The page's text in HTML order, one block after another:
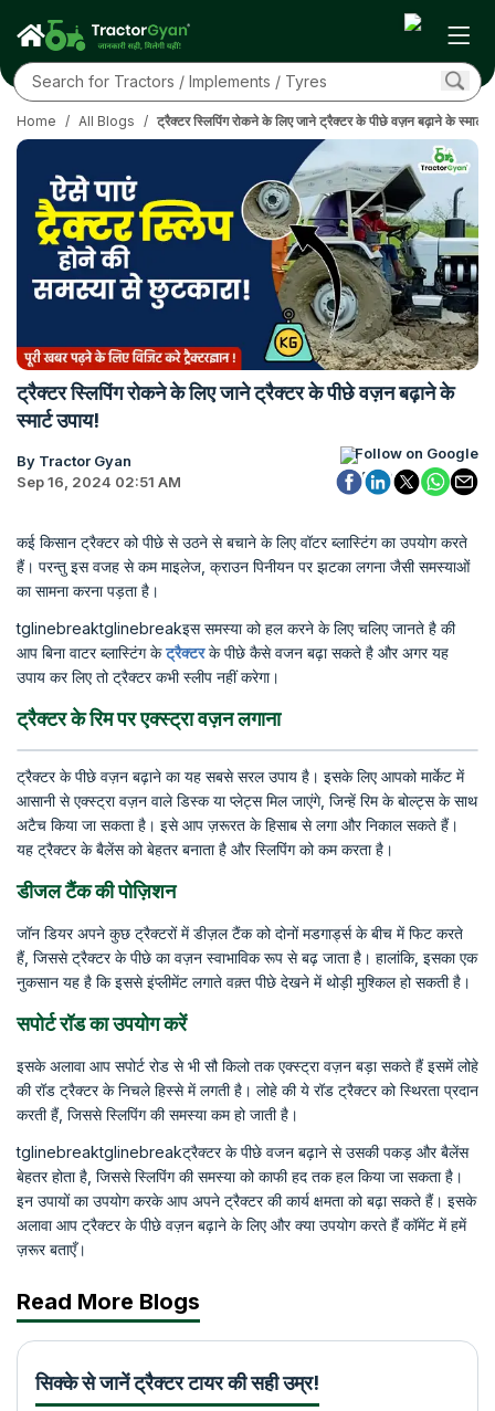
Home / All Blogs / ट्रैक्टर स्लिपिंग रोकने के लिए जाने ट्रैक्टर के पीछे वज़न बढ़ाने के स्मार्ट
ट्रैक्टर स्लिपिंग रोकने के लिए जाने ट्रैक्टर के पीछे वज़न बढ़ाने के
स्मार्ट उपाय!
By Tractor Gyan
Sep 16, 2024 02:51 AM
Follow on Google
कई किसान ट्रैक्टर को पीछे से उठने से बचाने के लिए वॉटर ब्लास्टिंग का उपयोग करते
हैं। परन्तु इस वजह से कम माइलेज, क्राउन पिनीयन पर झटका लगना जैसी समस्याओं
का सामना करना पड़ता है।
tglinebreaktglinebreakइस समस्या को हल करने के लिए चलिए जानते है की
आप बिना वाटर ब्लास्टिंग केट्रैक्टरके पीछे कैसे वजन बढ़ा सकते है और अगर यह
उपाय कर लिए तो ट्रैक्टर कभी स्लीप नहीं करेगा।
ट्रैक्टर के रिम पर एक्स्ट्रा वज़न लगाना
ट्रैक्टर के पीछे वज़न बढ़ाने का यह सबसे सरल उपाय है। इसके लिए आपको मार्केट में
आसानी से एक्स्ट्रा वज़न वाले डिस्क या प्लेट्स मिल जाएंगे, जिन्हें रिम के बोल्ट्स के साथ
अटैच किया जा सकता है। इसे आप ज़रूरत के हिसाब से लगा और निकाल सकते हैं।
यह ट्रैक्टर के बैलेंस को बेहतर बनाता है और स्लिपिंग को कम करता है।
डीजल टैंक की पोज़िशन
जॉन डियर अपने कुछ ट्रैक्टरों में डीज़ल टैंक को दोनों मडगार्ड्स के बीच में फिट करते
हैं, जिससे ट्रैक्टर के पीछे का वज़न स्वाभाविक रूप से बढ़ जाता है। हालांकि, इसका एक
नुकसान यह है कि इससे इंप्लीमेंट लगाते वक़्त पीछे देखने में थोड़ी मुश्किल हो सकती है।
सपोर्ट रॉड का उपयोग करें
इसके अलावा आप सपोर्ट रोड से भी सौ किलो तक एक्स्ट्रा वज़न बड़ा सकते हैं इसमें लोहे
की रॉड ट्रैक्टर के निचले हिस्से में लगती है। लोहे की ये रॉड ट्रैक्टर को स्थिरता प्रदान
करती हैं, जिससे स्लिपिंग की समस्या कम हो जाती है।
tglinebreaktglinebreakट्रैक्टर के पीछे वजन बढ़ाने से उसकी पकड़ और बैलेंस
बेहतर होता है, जिससे स्लिपिंग की समस्या को काफी हद तक हल किया जा सकता है।
इन उपायों का उपयोग करके आप अपने ट्रैक्टर की कार्य क्षमता को बढ़ा सकते हैं। इसके
अलावा आप ट्रैक्टर के पीछे वज़न बढ़ाने के लिए और क्या उपयोग करते हैं कॉमेंट में हमें
ज़रूर बताएँ।
Read More Blogs
सिक्के से जानें ट्रैक्टर टायर की सही उम्र!